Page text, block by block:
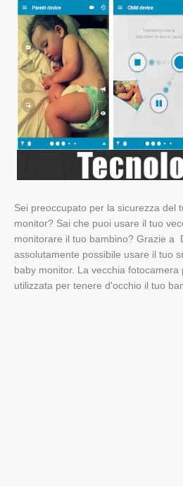
Sei preoccupato per la sicurezza del
monitor? Sai che puoi usare il tuo
monitorare il tuo bambino? Grazie a
assolutamente possibile usare il tuo
baby monitor. La vecchia fotocamera
utilizzata per tenere d'occhio il tuo